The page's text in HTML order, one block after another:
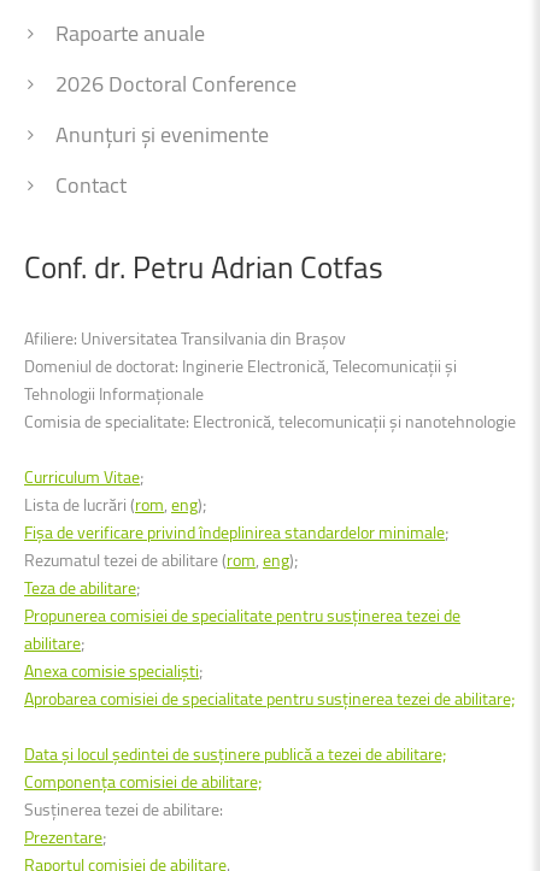
Rapoarte anuale
2026 Doctoral Conference
Anunțuri și evenimente
Contact
Conf. dr. PetruAdrian Cotfas
Afiliere: Universitatea Transilvania din Brașov
Domeniul de doctorat: Inginerie Electronică, Telecomunicații și
Tehnologii Informaționale
Comisia de specialitate: Electronică, telecomunicaţii şi nanotehnologie
Curriculum Vitae;
Lista de lucrări (rom,eng);
Fişa de verificare privind îndeplinirea standardelor minimale;
Rezumatul tezei de abilitare (rom,eng);
Teza de abilitare;
Propunerea comisiei de specialitate pentru susținerea tezei de
abilitare;
Anexa comisie specialiști;
Aprobarea comisiei de specialitate pentru susținerea tezei de abilitare;
Data şi locul şedintei de susţinere publică a tezei de abilitare;
Componenţa comisiei de abilitare;
Susţinerea tezei de abilitare:
Prezentare;
Raportul comisiei de abilitare.